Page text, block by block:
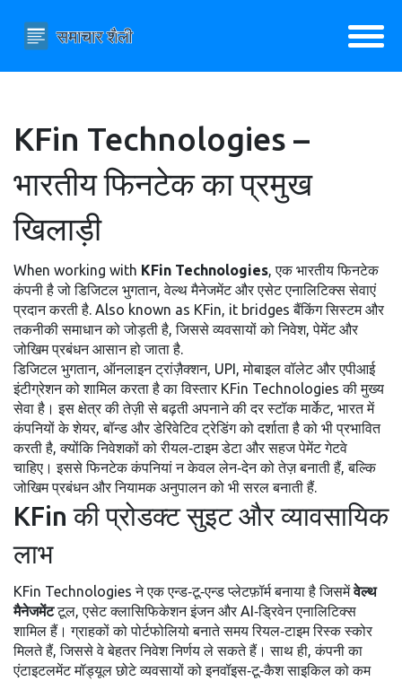
KFin Technologies –
भारतीय फिनटेक का प्रमुख
खिलाड़ी
When working with KFin Technologies,एक भारतीय फिनटेक
कंपनी है जो डिजिटल भुगतान, वेल्थ मैनेजमेंट और एसेट एनालिटिक्स सेवाएं
प्रदान करती है. Also known as KFin, it bridges बैंकिंग सिस्टम और
तकनीकी समाधान को जोड़ती है, जिससे व्यवसायों को निवेश, पेमेंट और
जोखिम प्रबंधन आसान हो जाता है.
डिजिटल भुगतान, ऑनलाइन ट्रांज़ैक्शन, UPI, मोबाइल वॉलेट और एपीआई
इंटीग्रेशन को शामिल करता हैका विस्तार KFin Technologies की मुख्य
सेवा है। इस क्षेत्र की तेज़ी से बढ़ती अपनाने की दरस्टॉक मार्केट, भारत में
कंपनियों के शेयर, बॉन्ड और डेरिवेटिव ट्रेडिंग को दर्शाता हैको भी प्रभावित
करती है, क्योंकि निवेशकों को रीयल‑टाइम डेटा और सहज पेमेंट गेटवे
चाहिए। इससे फिनटेक कंपनियां न केवल लेन‑देन को तेज़ बनाती हैं, बल्कि
जोखिम प्रबंधन और नियामक अनुपालन को भी सरल बनाती हैं.
KFin की प्रोडक्ट सुइट और व्यावसायिक
लाभ
KFin Technologies ने एक एन्ड‑टू‑एन्ड प्लेटफ़ॉर्म बनाया है जिसमेंवेल्थ
मैनेजमेंटटूल, एसेट क्लासिफिकेशन इंजन और AI‑ड्रिवेन एनालिटिक्स
शामिल हैं। ग्राहकों को पोर्टफोलियो बनाते समय रियल‑टाइम रिस्क स्कोर
मिलते हैं, जिससे वे बेहतर निवेश निर्णय ले सकते हैं। साथ ही, कंपनी का
एंटाइटलमेंट मॉड्यूल छोटे व्यवसायों को इनवॉइस‑टू‑कैश साइकिल को कम